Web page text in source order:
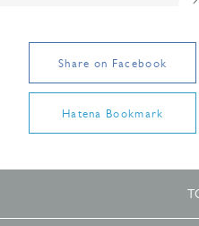
Share on Facebook
Hatena Bookmark